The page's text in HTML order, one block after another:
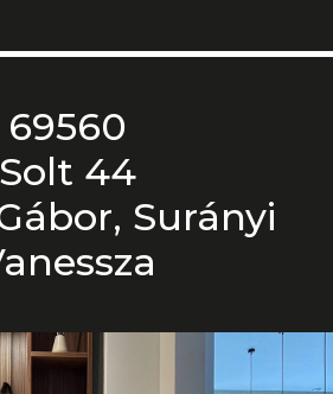
69560
Solt 44
Surányi